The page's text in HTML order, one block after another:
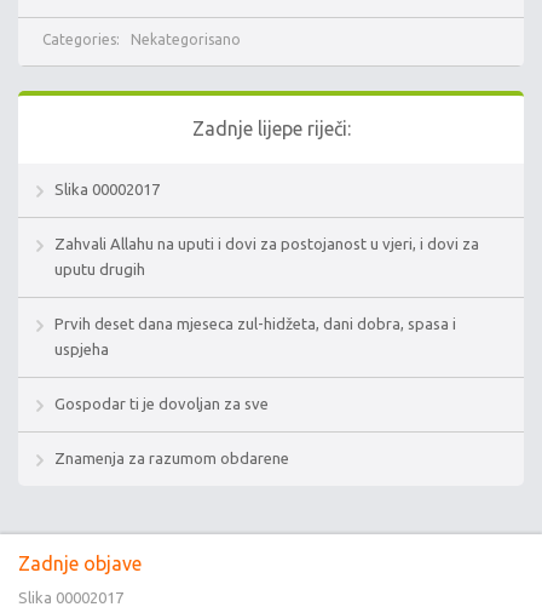
Categories: Nekategorisano
Zadnje lijepe riječi:
Slika 00002017
Zahvali Allahu na uputi i dovi za postojanost u vjeri, i dovi za
uputu drugih
Prvih deset dana mjeseca zul-hidžeta, dani dobra, spasa i
uspjeha
Gospodar ti je dovoljan za sve
Znamenja za razumom obdarene
Zadnje objave
Slika 00002017